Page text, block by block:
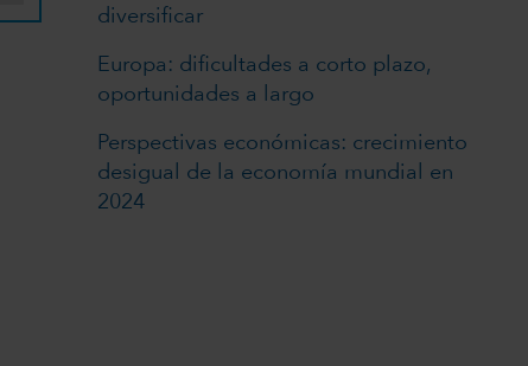
diversificar
Europa: dificultades a corto plazo,
oportunidades a largo
Perspectivas económicas: crecimiento
desigual de la economía mundial en
2024